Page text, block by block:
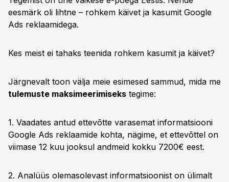
eesmärk oli lihtne – rohkem käivet ja kasumit Google
Ads reklaamidega.
Kes meist ei tahaks teenida rohkem kasumit ja käivet?
Järgnevalt toon välja meie esimesed sammud, mida me
tulemuste maksimeerimiseks tegime:
1. Vaadates antud ettevõtte varasemat informatsiooni
Google Ads reklaamide kohta, nägime, et ettevõttel on
viimase 12 kuu jooksul andmeid kokku 7200€ eest.
2. Analüüs olemasolevast informatsioonist on ülimalt